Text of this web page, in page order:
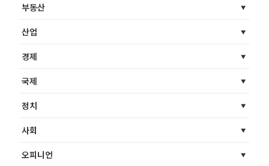
부동산
산업
경제
국제
정치
사회
오피니언